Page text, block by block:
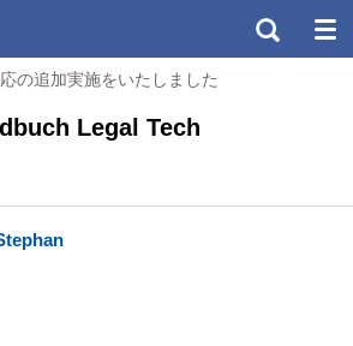
の追加実施をいたしました
Legal Tech